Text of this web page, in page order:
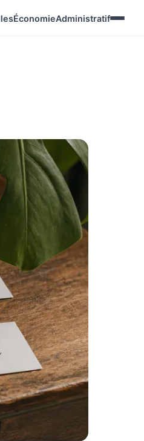
ÉconomieAdministratif